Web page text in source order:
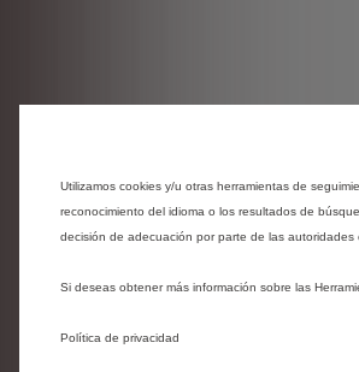
Utilizamos cookies y/u otras herramientas de
reconocimiento del idioma o los resultados de
decisión de adecuación por parte de las
Si deseas obtener más información sobre las
Política de privacidad